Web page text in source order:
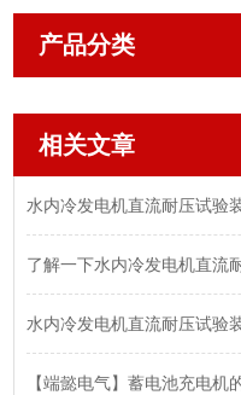
产品分类
相关文章
水内冷发电机直流耐压试验
了解一下水内冷发电机直流
水内冷发电机直流耐压试验
【端懿电气】蓄电池充电机